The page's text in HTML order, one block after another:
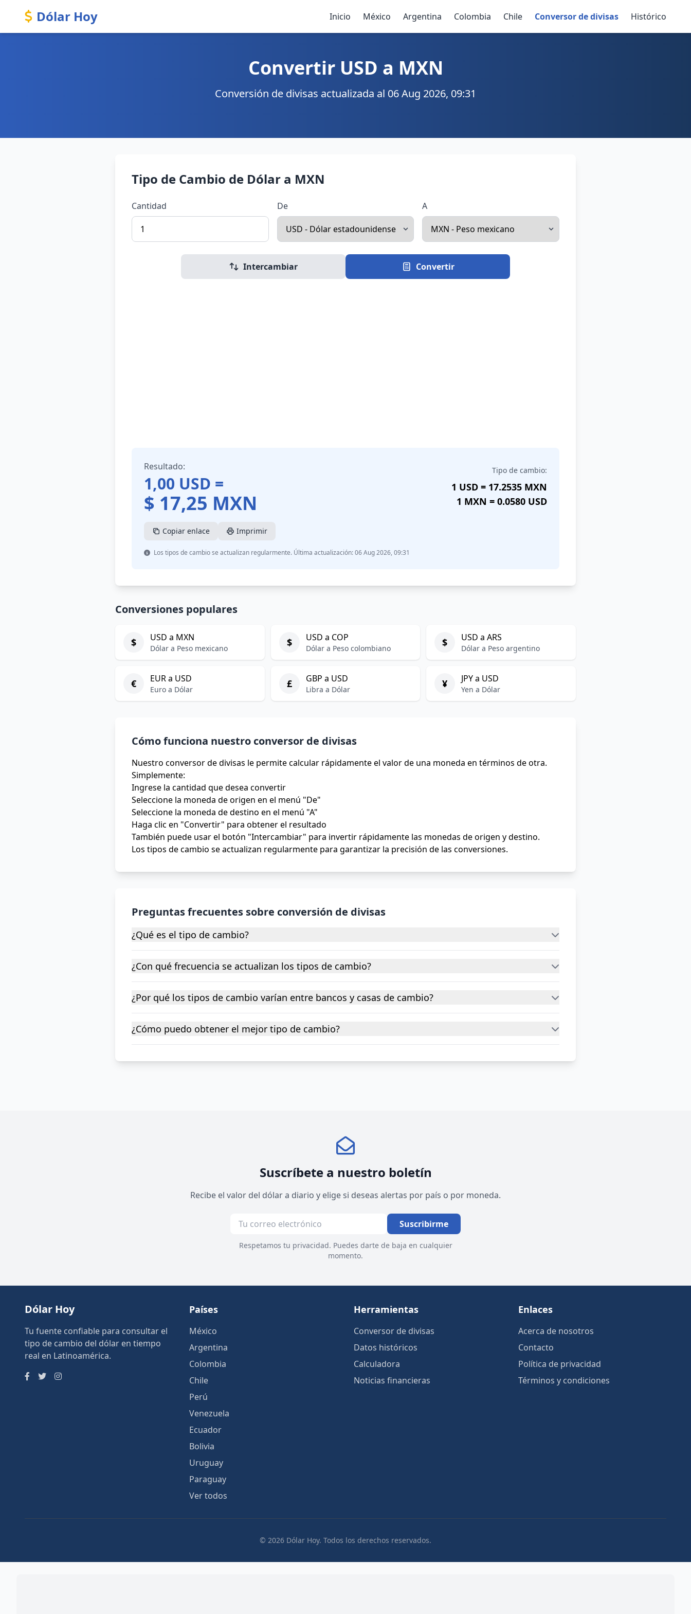
Dólar Hoy Inicio México Argentina Colombia Chile Conversor de divisas Histórico
Convertir USD a MXN
Conversión de divisas actualizada al 06 Aug 2026, 09:31
Tipo de Cambio de Dólar a MXN
Cantidad De A
Intercambiar Convertir
Resultado:
1,00 USD =
$ 17,25 MXN
Tipo de cambio:
1 USD = 17.2535 MXN
1 MXN = 0.0580 USD
Copiar enlace Imprimir
Los tipos de cambio se actualizan regularmente. Última actualización: 06 Aug 2026, 09:31
Conversiones populares
$ USD a MXN
Dólar a Peso mexicano $ USD a COP
Dólar a Peso colombiano $ USD a ARS
Dólar a Peso argentino
€ EUR a USD
Euro a Dólar £ GBP a USD
Libra a Dólar ¥ JPY a USD
Yen a Dólar
Cómo funciona nuestro conversor de divisas
Nuestro conversor de divisas le permite calcular rápidamente el valor de una moneda en términos de otra.
Simplemente:
Ingrese la cantidad que desea convertir
Seleccione la moneda de origen en el menú "De"
Seleccione la moneda de destino en el menú "A"
Haga clic en "Convertir" para obtener el resultado
También puede usar el botón "Intercambiar" para invertir rápidamente las monedas de origen y destino.
Los tipos de cambio se actualizan regularmente para garantizar la precisión de las conversiones.
Preguntas frecuentes sobre conversión de divisas
¿Qué es el tipo de cambio?
¿Con qué frecuencia se actualizan los tipos de cambio?
¿Por qué los tipos de cambio varían entre bancos y casas de cambio?
¿Cómo puedo obtener el mejor tipo de cambio?
Suscríbete a nuestro boletín
Recibe el valor del dólar a diario y elige si deseas alertas por país o por moneda.
Suscribirme
Respetamos tu privacidad. Puedes darte de baja en cualquier
momento.
Dólar Hoy
Tu fuente confiable para consultar el
tipo de cambio del dólar en tiempo
real en Latinoamérica.
Países
México
Argentina
Colombia
Chile
Perú
Venezuela
Ecuador
Bolivia
Uruguay
Paraguay
Ver todos
Herramientas
Conversor de divisas
Datos históricos
Calculadora
Noticias financieras
Enlaces
Acerca de nosotros
Contacto
Política de privacidad
Términos y condiciones
© 2026 Dólar Hoy. Todos los derechos reservados.